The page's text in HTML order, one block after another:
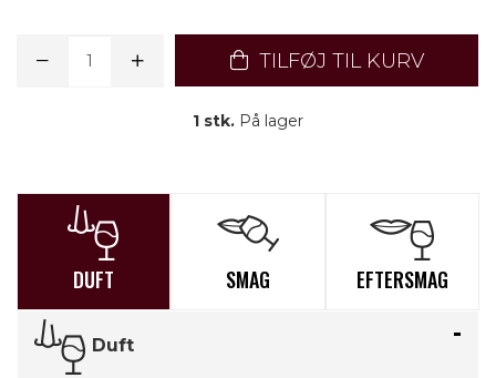
TILFØJ TIL KURV
1 stk. På lager
DUFT SMAG EFTERSMAG
Duft